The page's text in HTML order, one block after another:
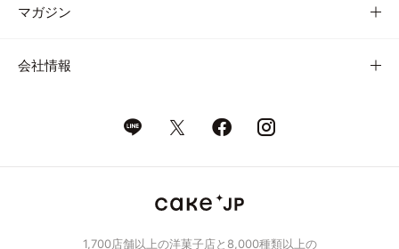
マガジン
会社情報
1,700店舗以上の洋菓子店と8,000種類以上の